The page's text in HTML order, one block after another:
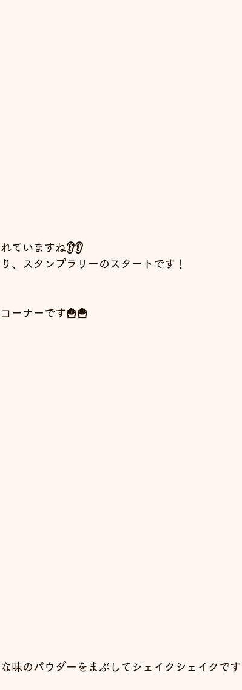
ていますね👂👂
、スタンプラリーのスタートです！
ーナーです🍟🍟
味のパウダーをまぶしてシェイクシェイクで